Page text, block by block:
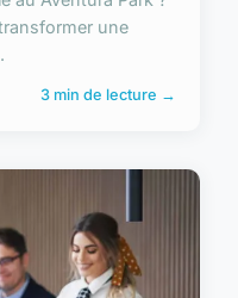
une
3 min de lecture →